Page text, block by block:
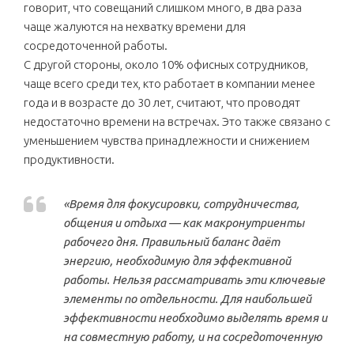
говорит, что совещаний слишком много, в два раза
чаще жалуются на нехватку времени для
сосредоточенной работы.
С другой стороны, около 10% офисных сотрудников,
чаще всего среди тех, кто работает в компании менее
года и в возрасте до 30 лет, считают, что проводят
недостаточно времени на встречах. Это также связано с
уменьшением чувства принадлежности и снижением
продуктивности.
«Время для фокусировки, сотрудничества,
общения и отдыха — как макронутриенты
рабочего дня. Правильный баланс даёт
энергию, необходимую для эффективной
работы. Нельзя рассматривать эти ключевые
элементы по отдельности. Для наибольшей
эффективности необходимо выделять время и
на совместную работу, и на сосредоточенную